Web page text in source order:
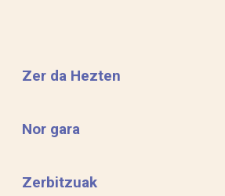
Zer da Hezten
Nor gara
Zerbitzuak